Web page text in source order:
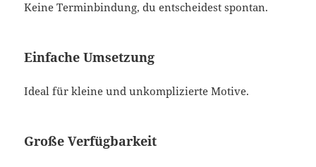
Keine Terminbindung, du entscheidest spontan.
Einfache Umsetzung
Ideal für kleine und unkomplizierte Motive.
Große Verfügbarkeit